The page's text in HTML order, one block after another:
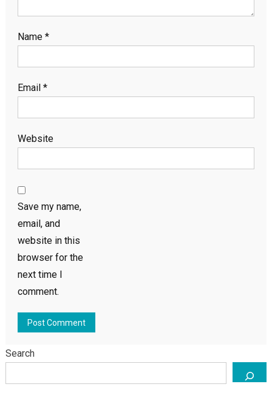
Name *
Email *
Website
Save my name,
email, and
website in this
browser for the
next time I
comment.
Search
পর্যটন
সিলেটে প্রবাসীদের শত কোটি টাকার হোটেল এন্ড রিসোর্ট